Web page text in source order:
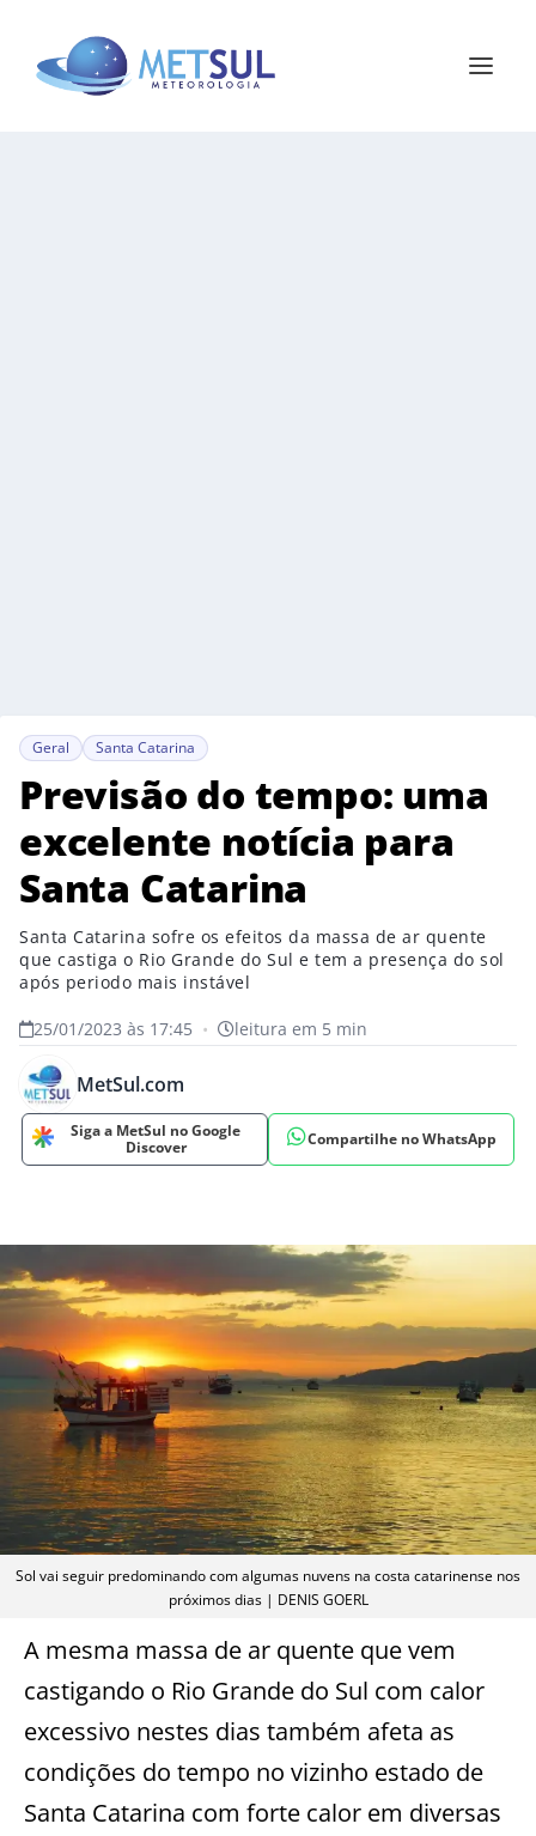
Geral Santa Catarina
Previsão do tempo: uma
excelente notícia para
Santa Catarina
Santa Catarina sofre os efeitos da massa de ar quente
que castiga o Rio Grande do Sul e tem a presença do sol
após periodo mais instável
25/01/2023 às 17:45 • leitura em 5 min
MetSul.com
Siga a MetSul no Google
Discover
Compartilhe no WhatsApp
Sol vai seguir predominando com algumas nuvens na costa catarinense nos
próximos dias | DENIS GOERL
A mesma massa de ar quente que vem
castigando o Rio Grande do Sul com calor
excessivo nestes dias também afeta as
condições do tempo no vizinho estado de
Santa Catarina com forte calor em diversas